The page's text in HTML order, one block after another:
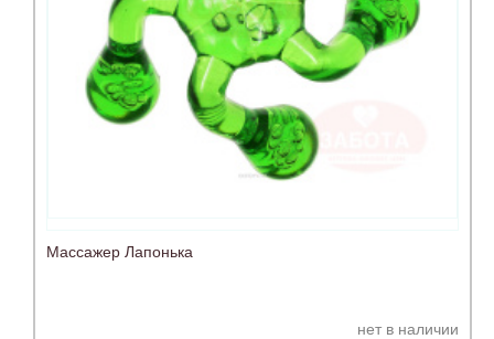
Массажер Лапонька
нет в наличии